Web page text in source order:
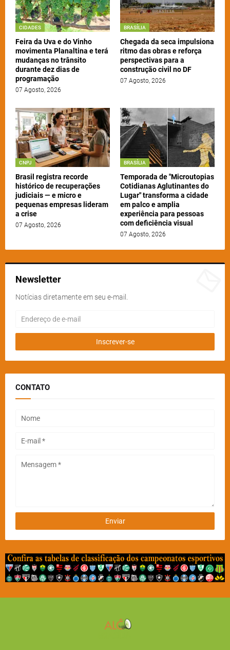
CIDADES
Feira da Uva e do Vinho
movimenta Planaltina e terá
mudanças no trânsito
durante dez dias de
programação
07 Agosto, 2026
BRASÍLIA
Chegada da seca impulsiona
ritmo das obras e reforça
perspectivas para a
construção civil no DF
07 Agosto, 2026
CNPJ
Brasil registra recorde
histórico de recuperações
judiciais — e micro e
pequenas empresas lideram
a crise
07 Agosto, 2026
BRASÍLIA
Temporada de "Microutopias
Cotidianas Aglutinantes do
Lugar" transforma a cidade
em palco e amplia
experiência para pessoas
com deficiência visual
07 Agosto, 2026
Newsletter
Notícias diretamente em seu e-mail.
CONTATO